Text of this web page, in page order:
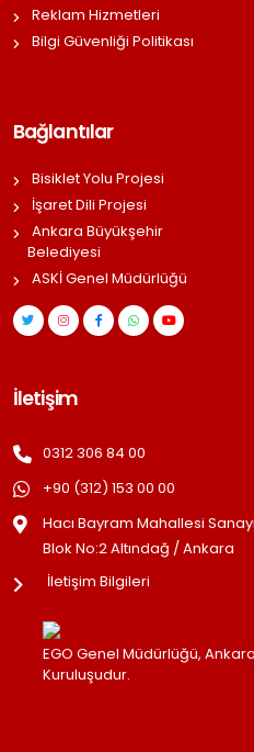
Reklam Hizmetleri
Bilgi Güvenliği Politikası
Bağlantılar
Bisiklet Yolu Projesi
İşaret Dili Projesi
Ankara Büyükşehir
Belediyesi
ASKİ Genel Müdürlüğü
İletişim
0312 306 84 00
+90 (312) 153 00 00
Hacı Bayram Mahallesi
Blok No:2 Altındağ / Ankara
İletişim Bilgileri
EGO Genel Müdürlüğü,
Kuruluşudur.